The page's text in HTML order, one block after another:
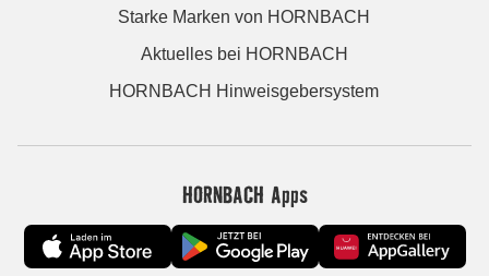
Starke Marken von HORNBACH
Aktuelles bei HORNBACH
HORNBACH Hinweisgebersystem
HORNBACH Apps